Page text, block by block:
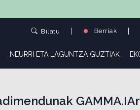
Bilatu Berriak
NEURRI ETA LAGUNTZA GUZTIAK